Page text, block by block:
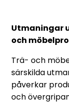
Utmaningar
och
Trä- och
särskilda
påverkar
och